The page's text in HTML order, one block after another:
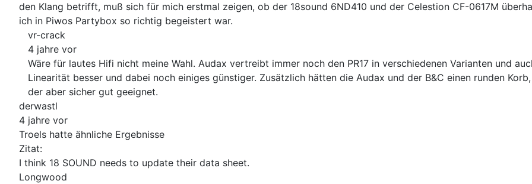
den Klang betrifft, muß sich für mich erstmal zeigen, ob der 18sound 6ND410 und der Celestion CF-0617M
ich in Piwos Partybox so richtig begeistert war.
vr-crack
4 jahre vor
Wäre für lautes Hifi nicht meine Wahl. Audax vertreibt immer noch den PR17 in verschiedenen Varianten und
Linearität besser und dabei noch einiges günstiger. Zusätzlich hätten die Audax und der B&C einen runden
der aber sicher gut geeignet.
derwastl
4 jahre vor
Troels hatte ähnliche Ergebnisse
Zitat:
I think 18 SOUND needs to update their data sheet.
Longwood